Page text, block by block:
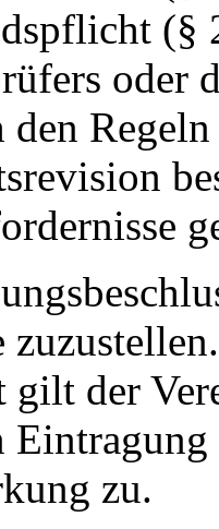
(§
oder
den
gilt der
zu.